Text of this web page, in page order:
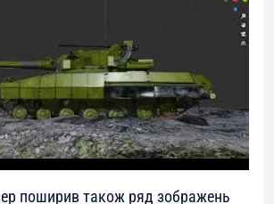
поширив також ряд зображень